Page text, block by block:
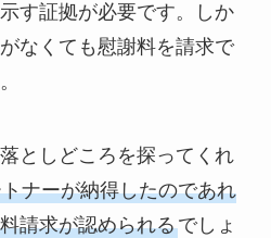
す証拠が必要です。しか
なくても慰謝料を請求で
としどころを探ってくれ
ナーが納得したのであれ
請求が認められるでしょ